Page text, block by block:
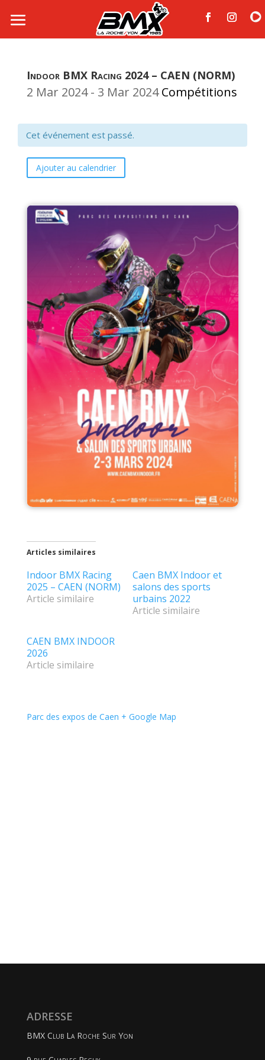
Indoor BMX Racing 2024 – CAEN (NORM)
2 Mar 2024- 3 Mar 2024Compétitions
Cet événement est passé.
Ajouter au calendrier
Articles similaires
Indoor BMX Racing
2025 – CAEN (NORM)
Article similaire
Caen BMX Indoor et
salons des sports
urbains 2022
Article similaire
CAEN BMX INDOOR
2026
Article similaire
Parc des expos de Caen + Google Map
ADRESSE
BMX Club La Roche Sur Yon